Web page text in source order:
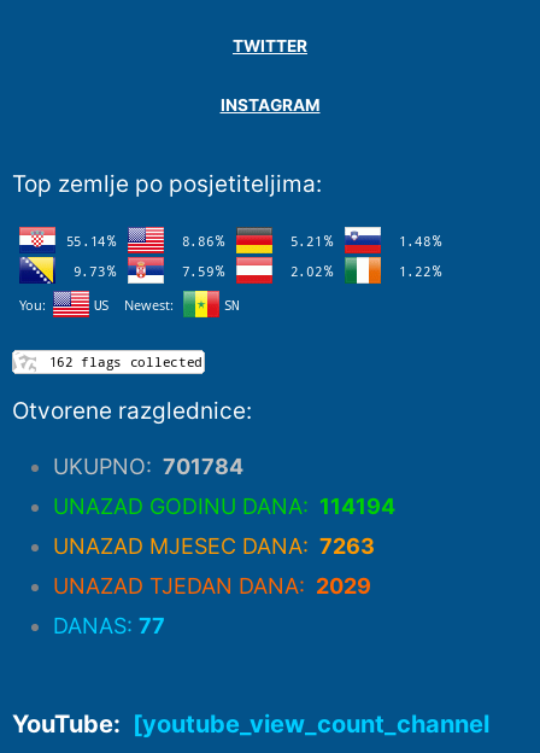
TWITTER
INSTAGRAM
Top zemlje po posjetiteljima:
Otvorene razglednice:
UKUPNO: 701784
UNAZAD GODINU DANA: 114194
UNAZAD MJESEC DANA: 7263
UNAZAD TJEDAN DANA: 2029
DANAS: 77
YouTube: [youtube_view_count_channel